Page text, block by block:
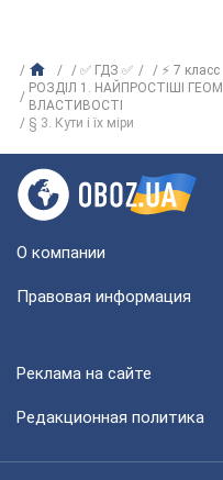
✅ ГДЗ ✅ ⚡ 7 класс
РОЗДІЛ 1. НАЙПРОСТІШІ
ВЛАСТИВОСТІ
§ 3. Кути і їх міри
О компании
Правовая информация
Реклама на сайте
Редакционная политика